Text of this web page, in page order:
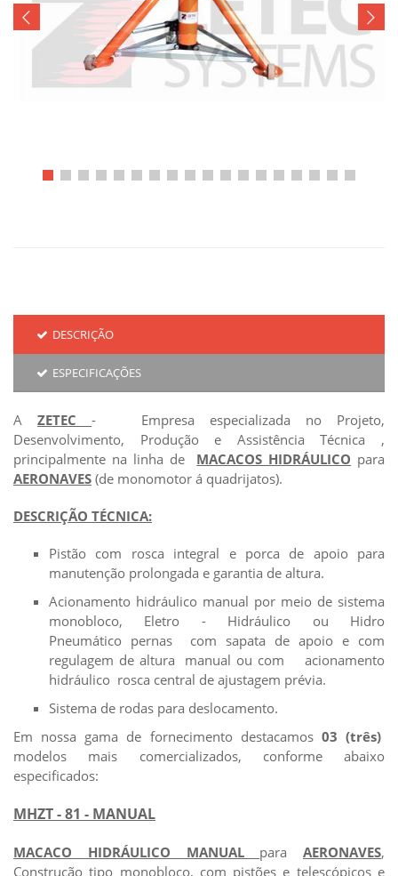
DESCRIÇÃO
ESPECIFICAÇÕES
A ZETEC - Empresa especializada no Projeto,
Desenvolvimento, Produção e Assistência Técnica ,
principalmente na linha de MACACOS HIDRÁULICO para
AERONAVES (de monomotor á quadrijatos).
DESCRIÇÃO TÉCNICA:
Pistão com rosca integral e porca de apoio para
manutenção prolongada e garantia de altura.
Acionamento hidráulico manual por meio de sistema
monobloco, Eletro - Hidráulico ou Hidro
Pneumático pernas com sapata de apoio e com
regulagem de altura manual ou com acionamento
hidráulico rosca central de ajustagem prévia.
Sistema de rodas para deslocamento.
Em nossa gama de fornecimento destacamos 03 (três)
modelos mais comercializados, conforme abaixo
especificados:
MHZT - 81 - MANUAL
MACACO HIDRÁULICO MANUAL para AERONAVES,
Construção tipo monobloco, com pistões e telescópicos e